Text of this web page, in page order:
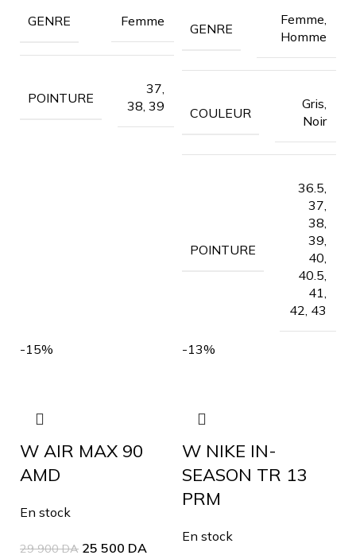
GENRE Femme
POINTURE
37,
38, 39
GENRE
Femme,
Homme
COULEUR
Gris,
Noir
POINTURE
36.5,
37,
38,
39,
40,
40.5,
41,
42, 43
-15%
W AIR MAX 90
AMD
En stock
29 900DA 25 500 DA
-13%
W NIKE IN-
SEASON TR 13
PRM
En stock